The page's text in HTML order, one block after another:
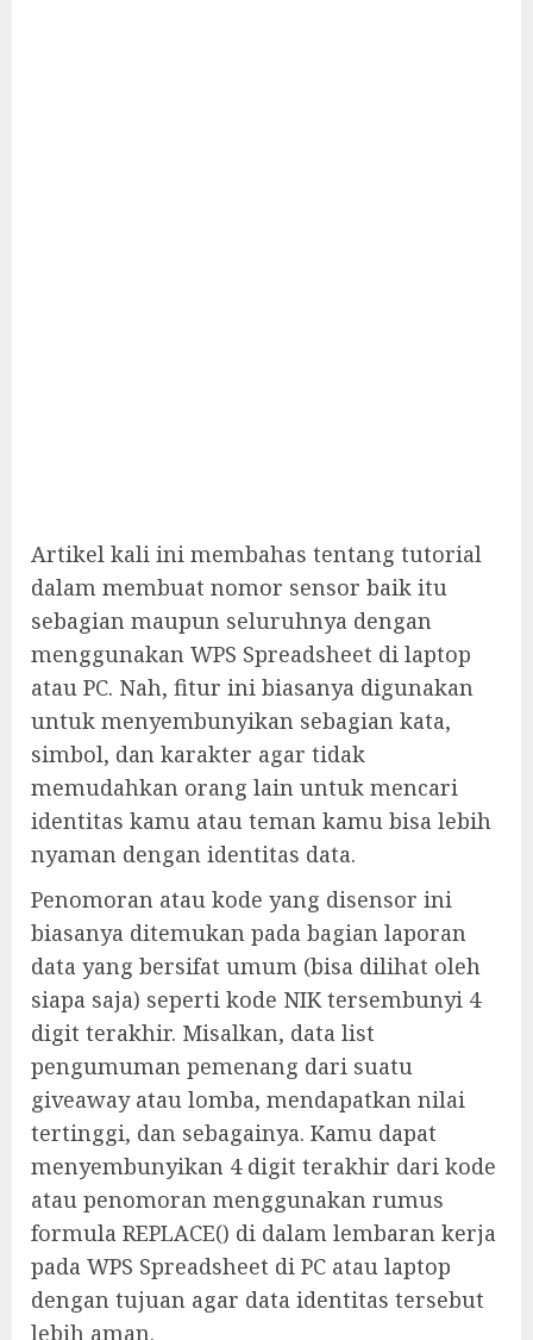
Artikel kali ini membahas tentang tutorial
dalam membuat nomor sensor baik itu
sebagian maupun seluruhnya dengan
menggunakan WPS Spreadsheet di laptop
atau PC. Nah, fitur ini biasanya digunakan
untuk menyembunyikan sebagian kata,
simbol, dan karakter agar tidak
memudahkan orang lain untuk mencari
identitas kamu atau teman kamu bisa lebih
nyaman dengan identitas data.
Penomoran atau kode yang disensor ini
biasanya ditemukan pada bagian laporan
data yang bersifat umum (bisa dilihat oleh
siapa saja) seperti kode NIK tersembunyi 4
digit terakhir. Misalkan, data list
pengumuman pemenang dari suatu
giveaway atau lomba, mendapatkan nilai
tertinggi, dan sebagainya. Kamu dapat
menyembunyikan 4 digit terakhir dari kode
atau penomoran menggunakan rumus
formula REPLACE() di dalam lembaran kerja
pada WPS Spreadsheet di PC atau laptop
dengan tujuan agar data identitas tersebut
lebih aman.